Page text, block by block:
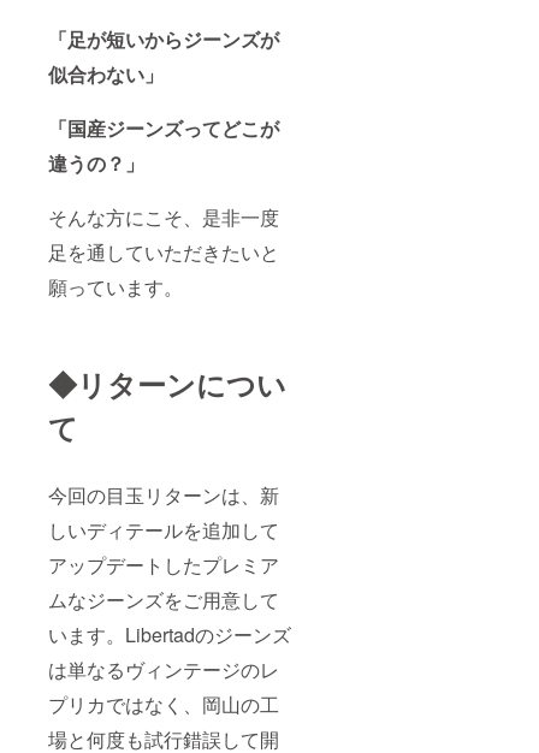
「足が短いからジーンズが
似合わない」
「国産ジーンズってどこが
違うの？」
そんな方にこそ、是非一度
足を通していただきたいと
願っています。
◆リターンについ
て
今回の目玉リターンは、新
しいディテールを追加して
アップデートしたプレミア
ムなジーンズをご用意して
います。Libertadのジーンズ
は単なるヴィンテージのレ
プリカではなく、岡山の工
場と何度も試行錯誤して開